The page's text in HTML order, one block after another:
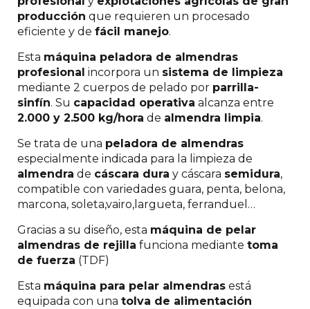
producción que requieren un procesado
eficiente y de fácil manejo.
Esta máquina peladora de almendras
profesional incorpora un sistema de limpieza
mediante 2 cuerpos de pelado por parrilla-
sinfín. Su capacidad operativa alcanza entre
2.000 y 2.500 kg/hora de almendra limpia.
Se trata de una peladora de almendras
especialmente indicada para la limpieza de
almendra de cáscara dura y cáscara semidura,
compatible con variedades guara, penta, belona,
marcona, soleta,vairo,largueta, ferranduel…
Gracias a su diseño, esta máquina de pelar
almendras de rejilla funciona mediante toma
de fuerza (TDF)
Esta máquina para pelar almendras está
equipada con una tolva de alimentación